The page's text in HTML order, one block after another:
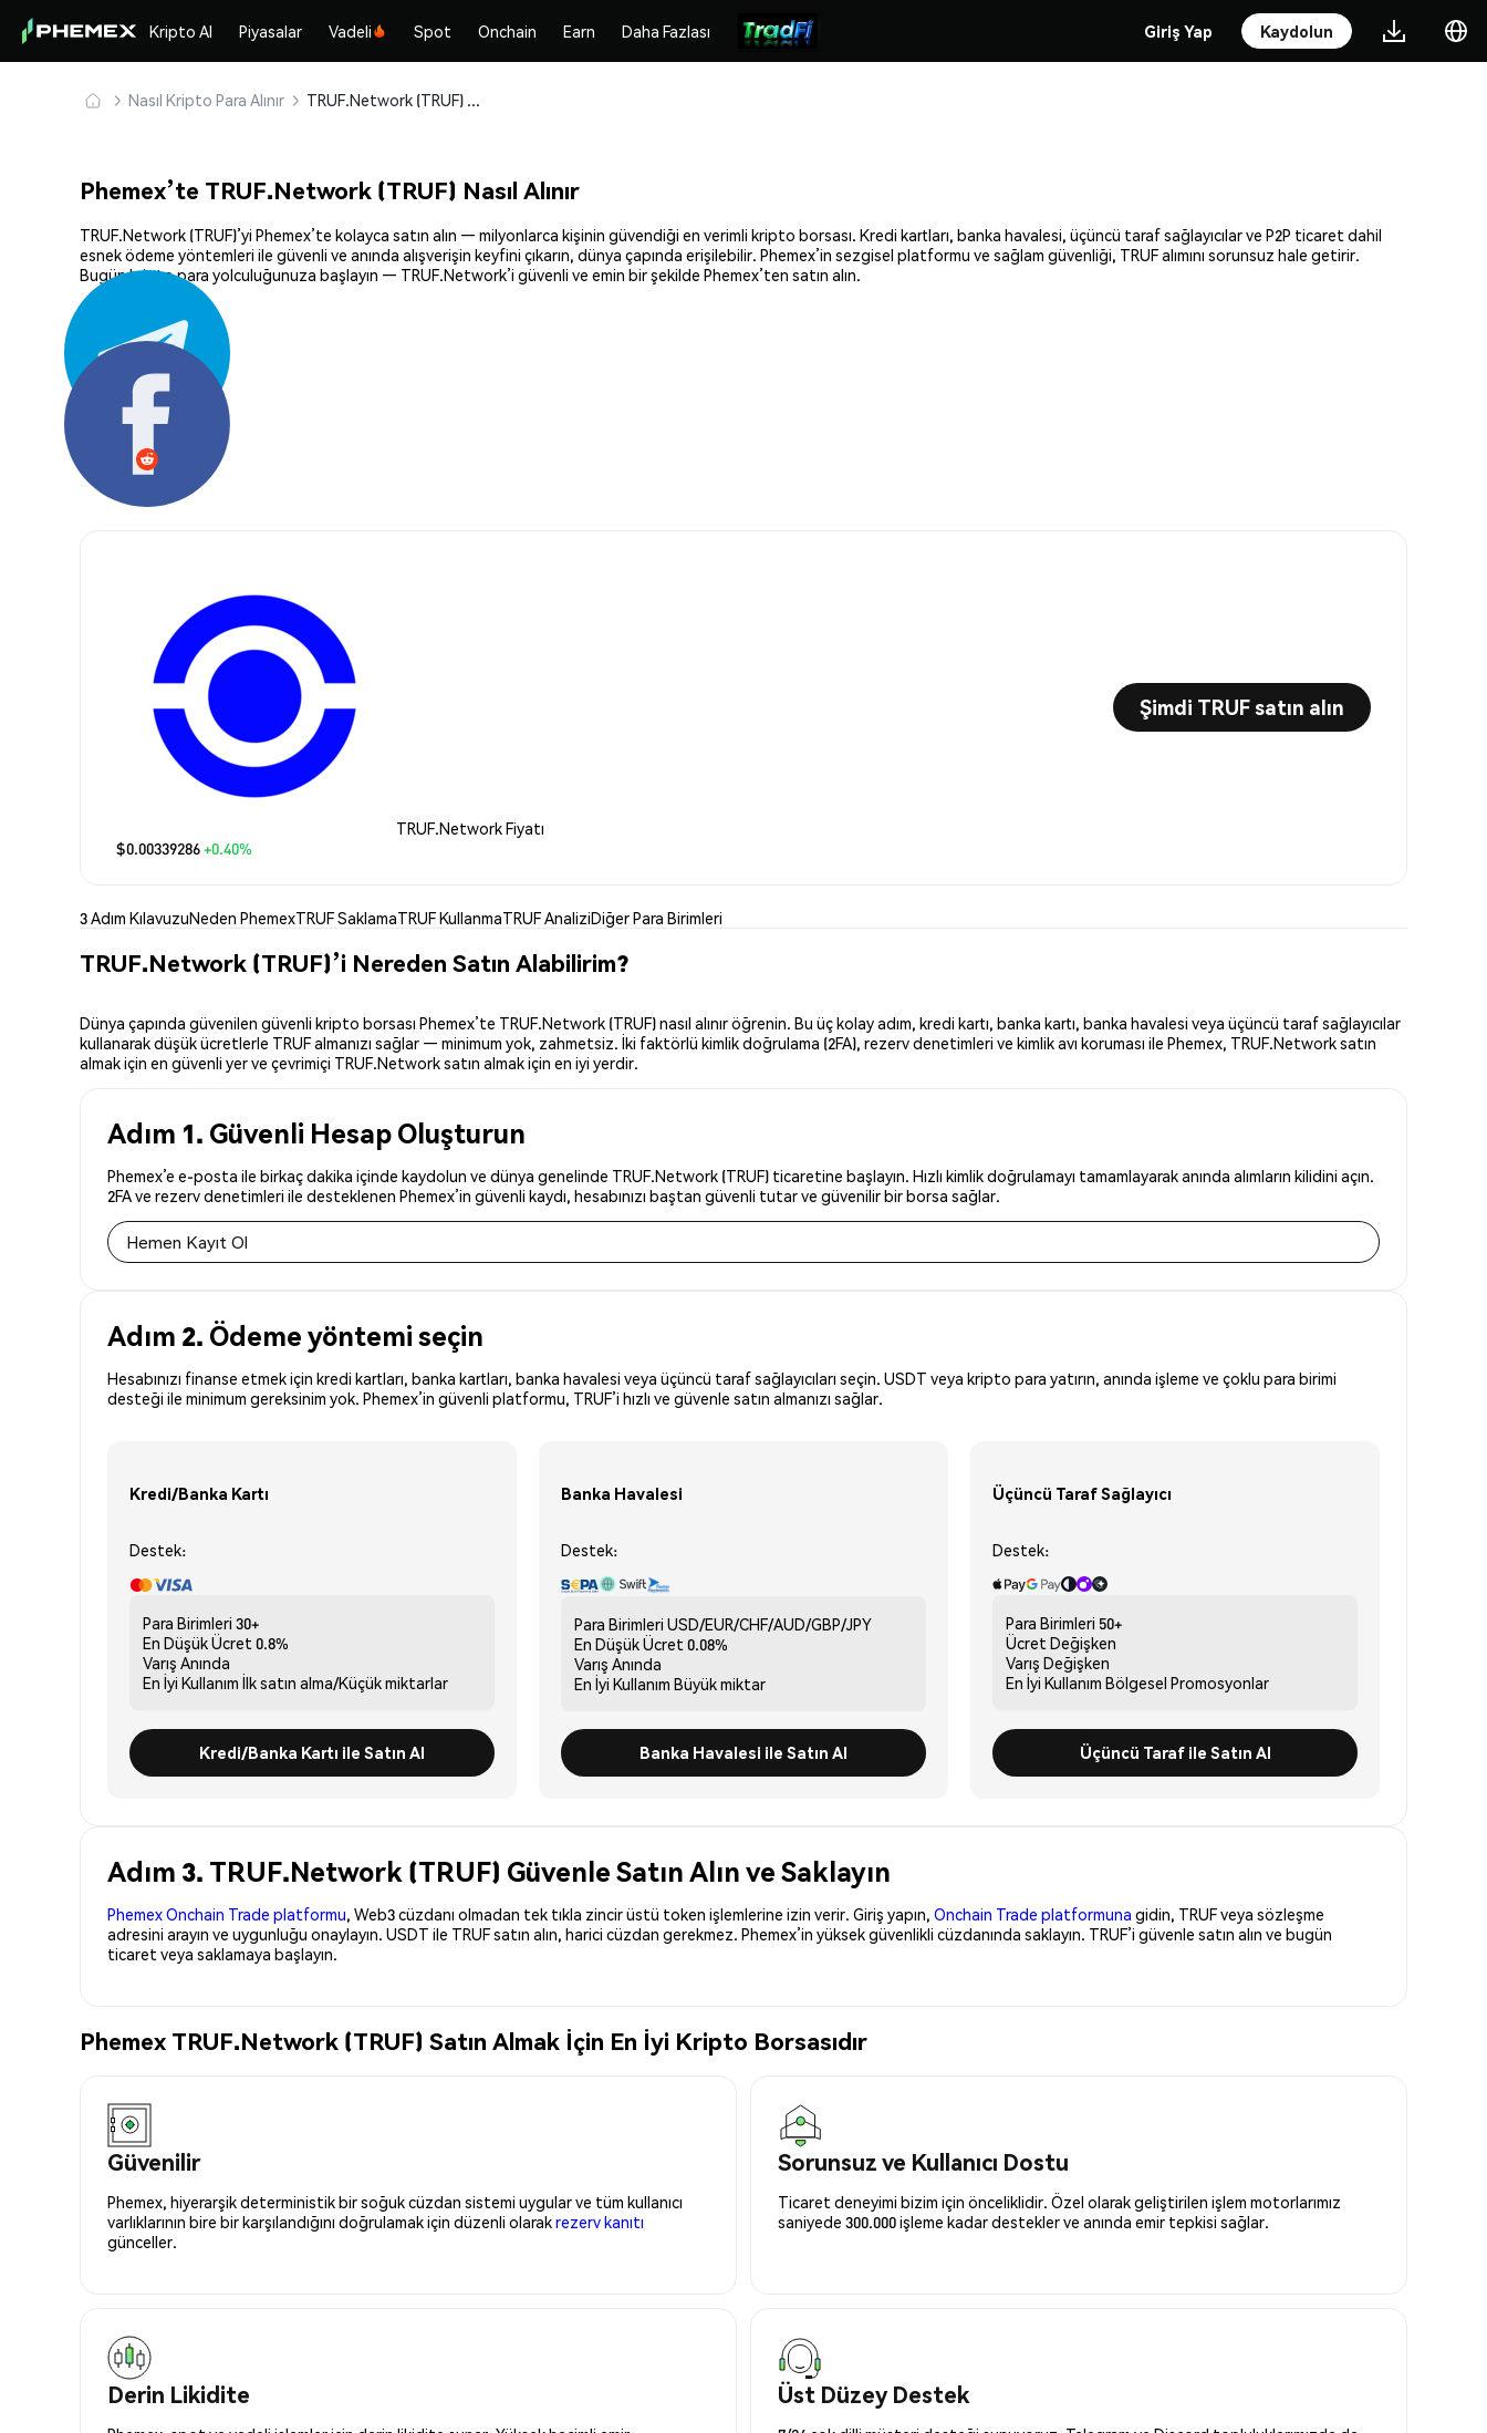
Kripto Al Piyasalar Vadeli Spot Onchain Earn Daha Fazlası Giriş Yap Kaydolun
Nasıl Kripto Para Alınır TRUF.Network (TRUF) Güvenle Satın Alın ve Saklayın
Phemex’te TRUF.Network (TRUF) Nasıl Alınır
TRUF.Network (TRUF)’yi Phemex’te kolayca satın alın — milyonlarca kişinin güvendiği en verimli kripto borsası. Kredi kartları, banka havalesi, üçüncü taraf sağlayıcılar ve P2P ticaret dahil
esnek ödeme yöntemleri ile güvenli ve anında alışverişin keyfini çıkarın, dünya çapında erişilebilir. Phemex’in sezgisel platformu ve sağlam güvenliği, TRUF alımını sorunsuz hale getirir.
Bugün kripto para yolculuğunuza başlayın — TRUF.Network’i güvenli ve emin bir şekilde Phemex’ten satın alın.
TRUF.Network Fiyatı
$0.00339286+0.40%
Şimdi TRUF satın alın
3 Adım KılavuzuNeden PhemexTRUF SaklamaTRUF KullanmaTRUF AnaliziDiğer Para Birimleri
TRUF.Network (TRUF)’i Nereden Satın Alabilirim?
Dünya çapında güvenilen güvenli kripto borsası Phemex’te TRUF.Network (TRUF) nasıl alınır öğrenin. Bu üç kolay adım, kredi kartı, banka kartı, banka havalesi veya üçüncü taraf sağlayıcılar
kullanarak düşük ücretlerle TRUF almanızı sağlar — minimum yok, zahmetsiz. İki faktörlü kimlik doğrulama (2FA), rezerv denetimleri ve kimlik avı koruması ile Phemex, TRUF.Network satın
almak için en güvenli yer ve çevrimiçi TRUF.Network satın almak için en iyi yerdir.
Adım 1. Güvenli Hesap Oluşturun
Phemex’e e-posta ile birkaç dakika içinde kaydolun ve dünya genelinde TRUF.Network (TRUF) ticaretine başlayın. Hızlı kimlik doğrulamayı tamamlayarak anında alımların kilidini açın.
2FA ve rezerv denetimleri ile desteklenen Phemex’in güvenli kaydı, hesabınızı baştan güvenli tutar ve güvenilir bir borsa sağlar.
Hemen Kayıt Ol
Adım 2. Ödeme yöntemi seçin
Hesabınızı finanse etmek için kredi kartları, banka kartları, banka havalesi veya üçüncü taraf sağlayıcıları seçin. USDT veya kripto para yatırın, anında işleme ve çoklu para birimi
desteği ile minimum gereksinim yok. Phemex’in güvenli platformu, TRUF’i hızlı ve güvenle satın almanızı sağlar.
Kredi/Banka Kartı
Destek:
Para Birimleri 30+
En Düşük Ücret 0.8%
Varış Anında
En İyi Kullanım İlk satın alma/Küçük miktarlar
Kredi/Banka Kartı ile Satın Al
Banka Havalesi
Destek:
Para Birimleri USD/EUR/CHF/AUD/GBP/JPY
En Düşük Ücret 0.08%
Varış Anında
En İyi Kullanım Büyük miktar
Banka Havalesi ile Satın Al
Üçüncü Taraf Sağlayıcı
Destek:
Para Birimleri 50+
Ücret Değişken
Varış Değişken
En İyi Kullanım Bölgesel Promosyonlar
Üçüncü Taraf ile Satın Al
Adım 3. TRUF.Network (TRUF) Güvenle Satın Alın ve Saklayın
Phemex Onchain Trade platformu, Web3 cüzdanı olmadan tek tıkla zincir üstü token işlemlerine izin verir. Giriş yapın, Onchain Trade platformuna gidin, TRUF veya sözleşme
adresini arayın ve uygunluğu onaylayın. USDT ile TRUF satın alın, harici cüzdan gerekmez. Phemex’in yüksek güvenlikli cüzdanında saklayın. TRUF’i güvenle satın alın ve bugün
ticaret veya saklamaya başlayın.
Phemex TRUF.Network (TRUF) Satın Almak İçin En İyi Kripto Borsasıdır
Güvenilir
Phemex, hiyerarşik deterministik bir soğuk cüzdan sistemi uygular ve tüm kullanıcı
varlıklarının bire bir karşılandığını doğrulamak için düzenli olarakrezerv kanıtı
günceller.
Sorunsuz ve Kullanıcı Dostu
Ticaret deneyimi bizim için önceliklidir. Özel olarak geliştirilen işlem motorlarımız
saniyede 300.000 işleme kadar destekler ve anında emir tepkisi sağlar.
Derin Likidite Üst Düzey Destek